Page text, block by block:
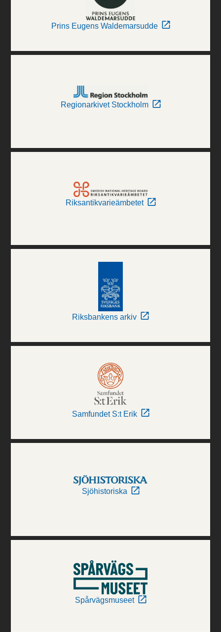
Prins Eugens Waldemarsudde
Regionarkivet Stockholm
Riksantikvarieämbetet
Riksbankens arkiv
Samfundet S:t Erik
Sjöhistoriska
Spårvägsmuseet